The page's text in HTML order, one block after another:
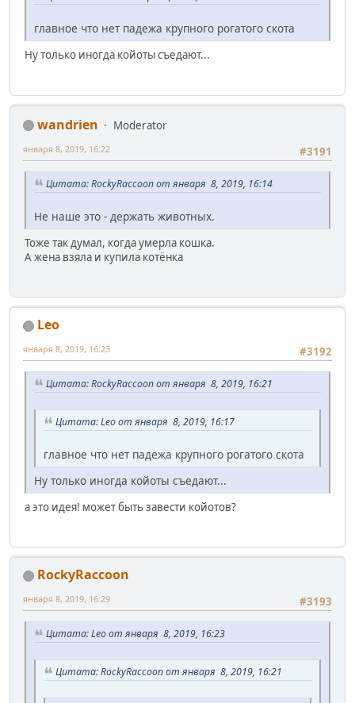
главное что нет падежа крупного рогатого скота
Ну только иногда койоты съедают...
wandrien
Moderator
#3191
января 8, 2019, 16:22
Цитата: RockyRaccoon от января 8, 2019, 16:14
Не наше это - держать животных.
Тоже так думал, когда умерла кошка.
А жена взяла и купила котёнка
Leo
#3192
января 8, 2019, 16:23
Цитата: RockyRaccoon от января 8, 2019, 16:21
Цитата: Leo от января 8, 2019, 16:17
главное что нет падежа крупного рогатого скота
Ну только иногда койоты съедают...
а это идея! может быть завести койотов?
RockyRaccoon
#3193
января 8, 2019, 16:29
Цитата: Leo от января 8, 2019, 16:23
Цитата: RockyRaccoon от января 8, 2019, 16:21